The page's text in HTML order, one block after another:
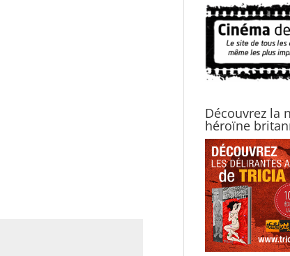
Découvrez la
héroïne